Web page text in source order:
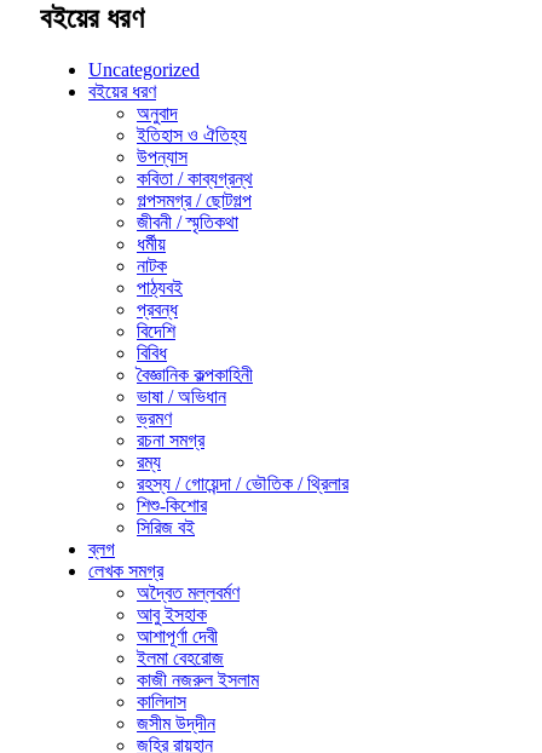
বইয়ের ধরণ
Uncategorized
বইয়ের ধরণ
অনুবাদ
ইতিহাস ও ঐতিহ্য
উপন্যাস
কবিতা / কাব্যগ্রন্থ
গল্পসমগ্র / ছোটগল্প
জীবনী / স্মৃতিকথা
ধর্মীয়
নাটক
পাঠ্যবই
প্রবন্ধ
বিদেশি
বিবিধ
বৈজ্ঞানিক কল্পকাহিনী
ভাষা / অভিধান
ভ্রমণ
রচনা সমগ্র
রম্য
রহস্য / গোয়েন্দা / ভৌতিক / থ্রিলার
শিশু-কিশোর
সিরিজ বই
ব্লগ
লেখক সমগ্র
অদ্বৈত মল্লবর্মণ
আবু ইসহাক
আশাপূর্ণা দেবী
ইলমা বেহরোজ
কাজী নজরুল ইসলাম
কালিদাস
জসীম উদ্‌দীন
জহির রায়হান